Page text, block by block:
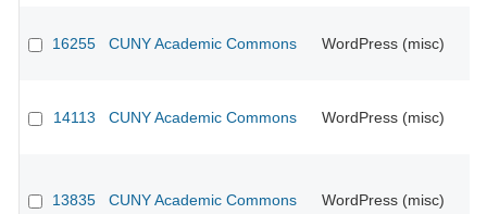
16255 CUNY Academic Commons WordPress (misc)
14113 CUNY Academic Commons WordPress (misc)
13835 CUNY Academic Commons WordPress (misc)